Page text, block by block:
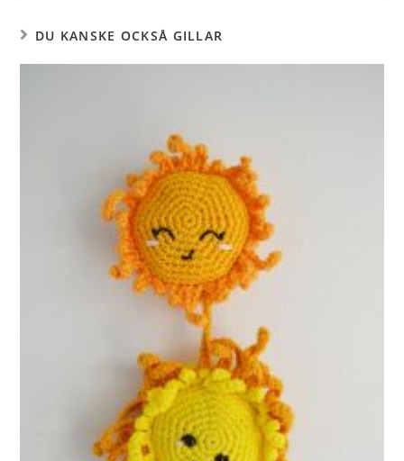
DU KANSKE OCKSÅ GILLAR